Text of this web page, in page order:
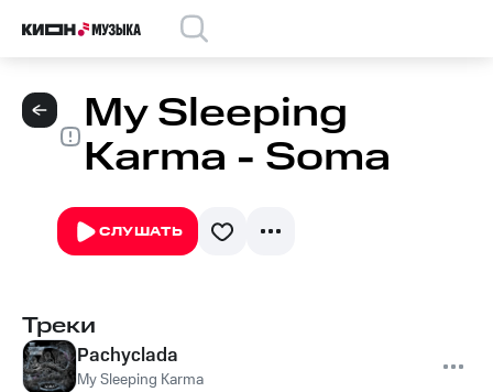
My Sleeping
Karma - Soma
СЛУШАТЬ
Треки
Pachyclada
My Sleeping Karma